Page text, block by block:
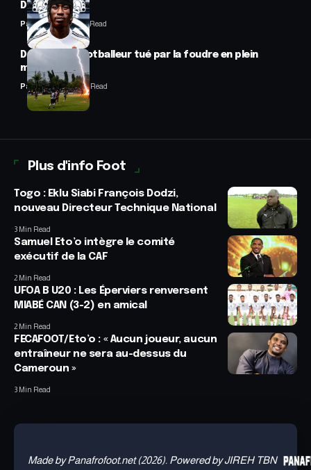
Diomandé
Panafrofoot1 Min Read
Drame : un footballeur tué par la foudre en plein
match
Panafrofoot2 Min Read
Plus d'info Foot
Togo : Eklu Siabi François Dodzi,
nouveau Directeur Technique National
3 Min Read
Samuel Eto’o intègre le comité
exécutif de la CAF
2 Min Read
UFOA B U20 : Les Éperviers renversent
MIABÉ CAN (3-2) en amical
2 Min Read
FECAFOOT/Eto’o : « Aucun joueur, aucun
entraîneur ne sera au-dessus du
Cameroun »
3 Min Read
Made by Panafrofoot.net (2026). Powered by JIREH TBN